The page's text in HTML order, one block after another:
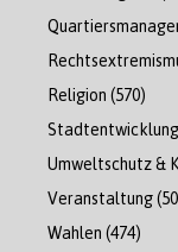
Religion (570)
Umweltschutz &
Veranstaltung
Wahlen (474)